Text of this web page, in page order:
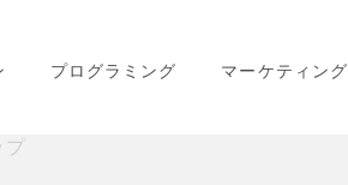
プログラミング マーケティング